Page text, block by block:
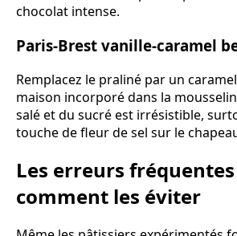
chocolat intense.
Paris-Brest vanille-caramel
Remplacez le praliné par un
maison incorporé dans la
salé et du sucré est irrésistible,
touche de fleur de sel sur le
Les erreurs
comment les éviter